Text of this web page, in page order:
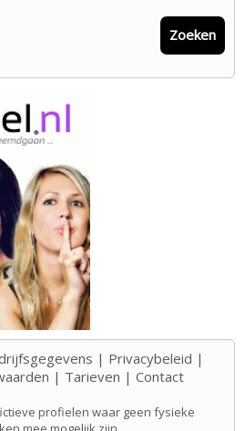
Zoeken
| Privacybeleid |
| Tarieven | Contact
profielen waar geen fysieke